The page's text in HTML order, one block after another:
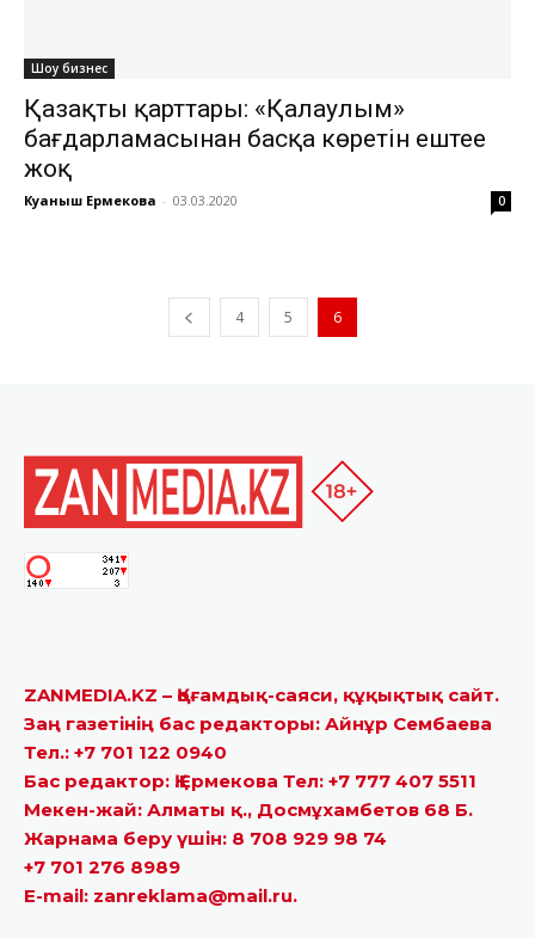
Шоу бизнес
Қазақтың қарттары: «Қалаулым»
бағдарламасынан басқа көретін ештеңе
жоқ
Куаныш Ермекова - 03.03.2020 0
4 5 6
ZANMEDIA.KZ – Қоғамдық-саяси, құқықтық сайт.
Заң газетінің бас редакторы: Айнұр Сембаева
Тел.: +7 701 122 0940
Бас редактор: Қ.Ермекова Тел: +7 777 407 5511
Мекен-жай: Алматы қ., Досмұхамбетов 68 Б.
Жарнама беру үшін: 8 708 929 98 74
+7 701 276 8989
E-mail: zanreklama@mail.ru.